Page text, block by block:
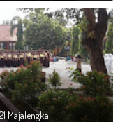
Majalengka